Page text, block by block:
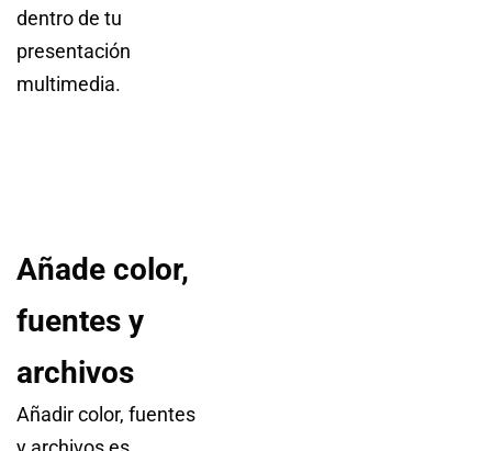
dentro de tu
presentación
multimedia.
Añade color,
fuentes y
archivos
Añadir color, fuentes